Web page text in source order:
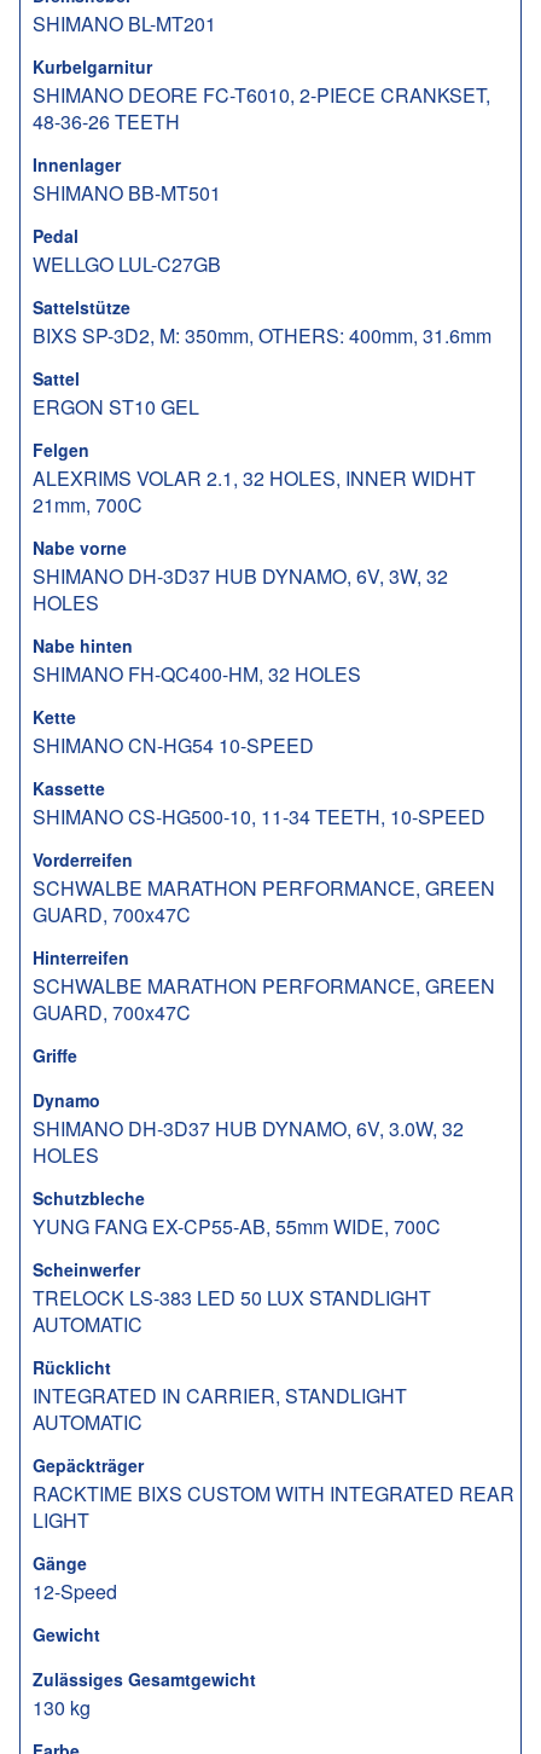
SHIMANO BL-MT201
Kurbelgarnitur
SHIMANO DEORE FC-T6010, 2-PIECE CRANKSET,
48-36-26 TEETH
Innenlager
SHIMANO BB-MT501
Pedal
WELLGO LUL-C27GB
Sattelstütze
BIXS SP-3D2, M: 350mm, OTHERS: 400mm, 31.6mm
Sattel
ERGON ST10 GEL
Felgen
ALEXRIMS VOLAR 2.1, 32 HOLES, INNER WIDHT
21mm, 700C
Nabe vorne
SHIMANO DH-3D37 HUB DYNAMO, 6V, 3W, 32
HOLES
Nabe hinten
SHIMANO FH-QC400-HM, 32 HOLES
Kette
SHIMANO CN-HG54 10-SPEED
Kassette
SHIMANO CS-HG500-10, 11-34 TEETH, 10-SPEED
Vorderreifen
SCHWALBE MARATHON PERFORMANCE, GREEN
GUARD, 700x47C
Hinterreifen
SCHWALBE MARATHON PERFORMANCE, GREEN
GUARD, 700x47C
Griffe
Dynamo
SHIMANO DH-3D37 HUB DYNAMO, 6V, 3.0W, 32
HOLES
Schutzbleche
YUNG FANG EX-CP55-AB, 55mm WIDE, 700C
Scheinwerfer
TRELOCK LS-383 LED 50 LUX STANDLIGHT
AUTOMATIC
Rücklicht
INTEGRATED IN CARRIER, STANDLIGHT
AUTOMATIC
Gepäckträger
RACKTIME BIXS CUSTOM WITH INTEGRATED REAR
LIGHT
Gänge
12-Speed
Gewicht
Zulässiges Gesamtgewicht
130 kg